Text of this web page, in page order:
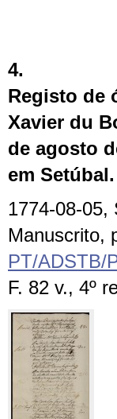
4.
Registo de
Xavier du
de agosto
em Setúbal.
1774-08-05,
Manuscrito,
PT/ADSTB/
F. 82 v., 4º